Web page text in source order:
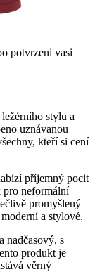
potvrzeni vasi
stylu a
uznávanou
kteří si cení
příjemný pocit
pro neformální
promyšlený
a stylové.
nadčasový, s
produkt je
věrný